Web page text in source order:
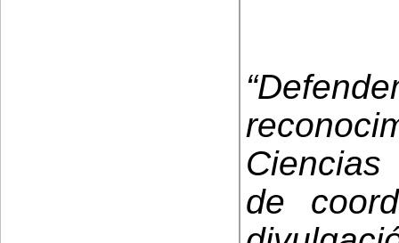
de